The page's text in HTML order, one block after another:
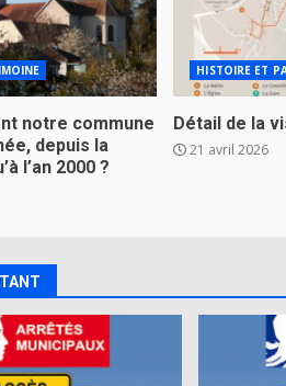
notre commune
depuis la
l’an 2000 ?
HISTOIRE ET
Détail de la
21 avril 2026